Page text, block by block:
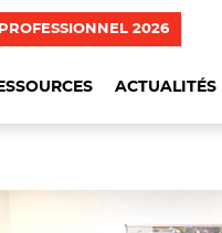
2026
ACTUALITÉS